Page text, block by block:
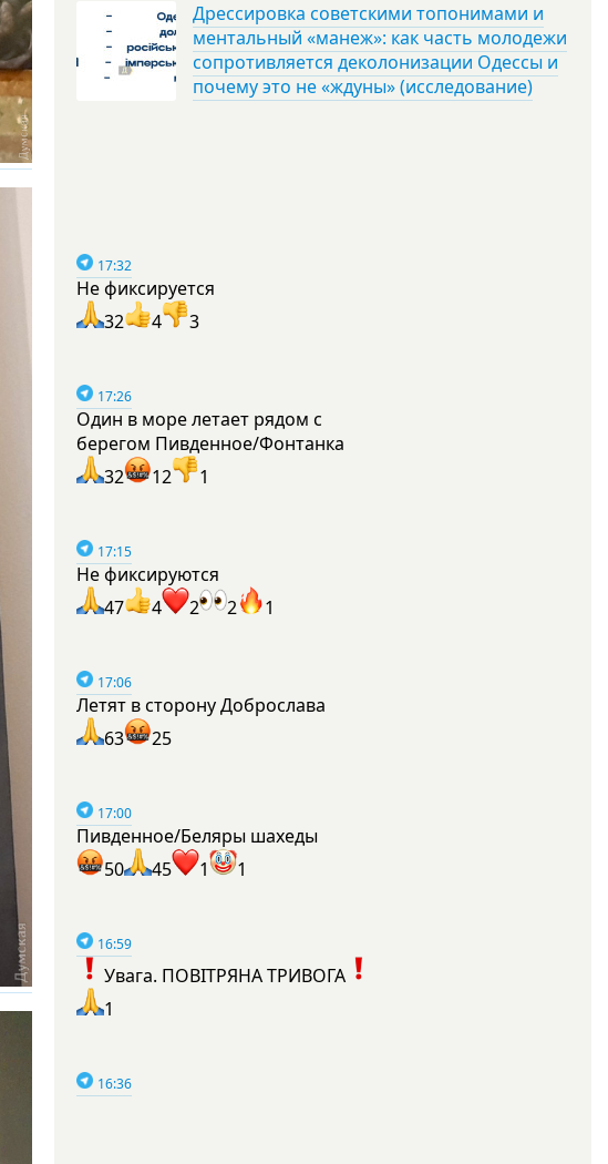
Дрессировка советскими топонимами и
ментальный «манеж»: как часть молодежи
сопротивляется деколонизации Одессы и
почему это не «ждуны» (исследование)
17:32
Не фиксируется
32
4 3
17:26
Один в море летает рядом с
берегом Пивденное/Фонтанка
32
12 1
17:15
Не фиксируются
47
4 2 2 1
17:06
Летят в сторону Доброслава
63
25
17:00
Пивденное/Беляры шахеды
50
45 1 1
16:59
Увага. ПОВІТРЯНА ТРИВОГА
1
16:36